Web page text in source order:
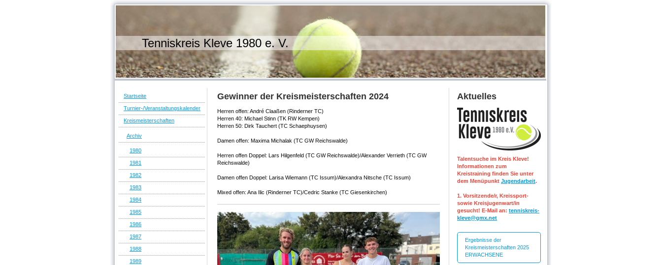
Tenniskreis Kleve 1980 e. V.
Startseite
Turnier-/Veranstaltungskalender
Kreismeisterschaften
Archiv
1980
1981
1982
1983
1984
1985
1986
1987
1988
1989
Gewinner der Kreismeisterschaften 2024
Herren offen: André Claaßen (Rinderner TC)
Herren 40: Michael Stinn (TK RW Kempen)
Herren 50: Dirk Tauchert (TC Schaephuysen)
Damen offen: Maxima Michalak (TC GW Reichswalde)
Herren offen Doppel: Lars Hilgenfeld (TC GW Reichswalde)/Alexander Verrieth (TC GW
Reichswalde)
Damen offen Doppel: Larisa Wiemann (TC Issum)/Alexandra Nitsche (TC Issum)
Mixed offen: Ana Ilic (Rinderner TC)/Cedric Stanke (TC Giesenkirchen)
Aktuelles
Talentsuche im Kreis Kleve!
Informationen zum
Kreistraining finden Sie unter
dem Menüpunkt Jugendarbeit.
1. Vorsitzende/r, Kreissport-
sowie Kreisjugenwart/in
gesucht! E-Mail an: tenniskreis-
kleve@gmx.net
Ergebnisse der
Kreismeisterschaften 2025
ERWACHSENE